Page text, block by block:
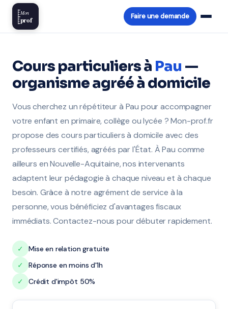
Mon
prof Faire une demande
Cours particuliers à Pau —
organisme agréé à domicile
Vous cherchez un répétiteur à Pau pour accompagner
votre enfant en primaire, collège ou lycée ? Mon-prof.fr
propose des cours particuliers à domicile avec des
professeurs certifiés, agréés par l'État. À Pau comme
ailleurs en Nouvelle-Aquitaine, nos intervenants
adaptent leur pédagogie à chaque niveau et à chaque
besoin. Grâce à notre agrément de service à la
personne, vous bénéficiez d'avantages fiscaux
immédiats. Contactez-nous pour débuter rapidement.
✓
Mise en relation gratuite
✓
Réponse en moins d'1h
✓
Crédit d'impôt 50%